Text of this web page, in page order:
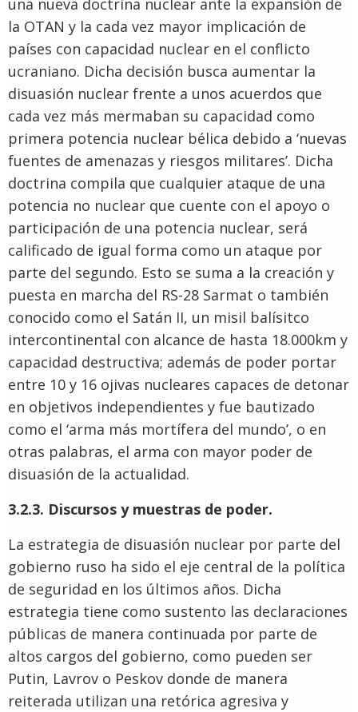
la OTAN y la cada vez mayor implicación de
países con capacidad nuclear en el conflicto
ucraniano. Dicha decisión busca aumentar la
disuasión nuclear frente a unos acuerdos que
cada vez más mermaban su capacidad como
primera potencia nuclear bélica debido a ‘nuevas
fuentes de amenazas y riesgos militares’. Dicha
doctrina compila que cualquier ataque de una
potencia no nuclear que cuente con el apoyo o
participación de una potencia nuclear, será
calificado de igual forma como un ataque por
parte del segundo. Esto se suma a la creación y
puesta en marcha del RS-28 Sarmat o también
conocido como el Satán II, un misil balísitco
intercontinental con alcance de hasta 18.000km y
capacidad destructiva; además de poder portar
entre 10 y 16 ojivas nucleares capaces de detonar
en objetivos independientes y fue bautizado
como el ‘arma más mortífera del mundo’, o en
otras palabras, el arma con mayor poder de
disuasión de la actualidad.
3.2.3. Discursos y muestras de poder.
La estrategia de disuasión nuclear por parte del
gobierno ruso ha sido el eje central de la política
de seguridad en los últimos años. Dicha
estrategia tiene como sustento las declaraciones
públicas de manera continuada por parte de
altos cargos del gobierno, como pueden ser
Putin, Lavrov o Peskov donde de manera
reiterada utilizan una retórica agresiva y